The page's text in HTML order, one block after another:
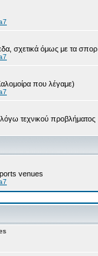
σχετικά όμως με τα σπορ
που λέγαμε)
τεχνικού προβλήματος
venues